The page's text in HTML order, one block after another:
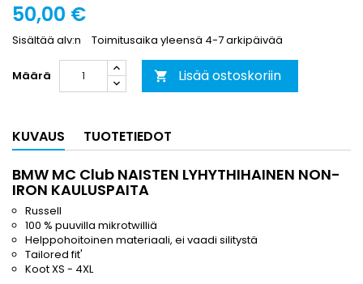
50,00 €
Sisältää alv:n Toimitusaika yleensä 4-7 arkipäivää
Määrä  Lisää ostoskoriin
KUVAUS TUOTETIEDOT
BMW MC Club NAISTEN LYHYTHIHAINEN NON-
IRON KAULUSPAITA
Russell
100 % puuvilla mikrotwilliä
Helppohoitoinen materiaali, ei vaadi silitystä
Tailored fit'
Koot XS - 4XL